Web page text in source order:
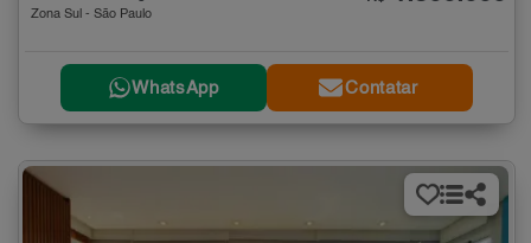
Zona Sul - São Paulo
WhatsApp Contatar